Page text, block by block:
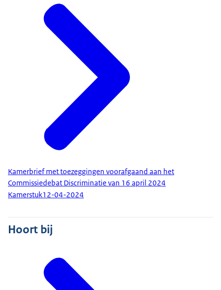
Kamerbrief met toezeggingen voorafgaand aan het
Commissiedebat Discriminatie van 16 april 2024
Kamerstuk12-04-2024
Hoort bij